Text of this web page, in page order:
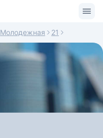
Молодежная 21